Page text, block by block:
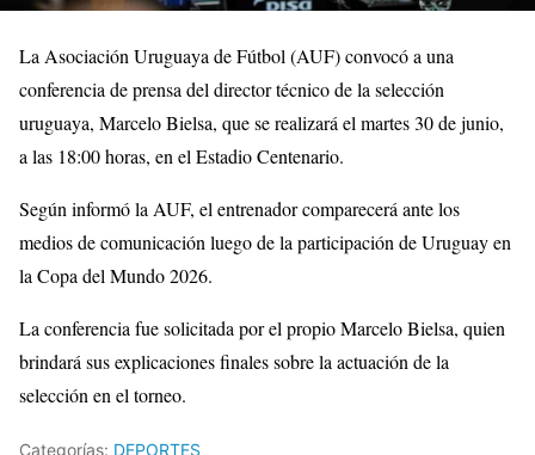
La Asociación Uruguaya de Fútbol (AUF) convocó a una
conferencia de prensa del director técnico de la selección
uruguaya, Marcelo Bielsa, que se realizará el martes 30 de junio,
a las 18:00 horas, en el Estadio Centenario.
Según informó la AUF, el entrenador comparecerá ante los
medios de comunicación luego de la participación de Uruguay en
la Copa del Mundo 2026.
La conferencia fue solicitada por el propio Marcelo Bielsa, quien
brindará sus explicaciones finales sobre la actuación de la
selección en el torneo.
Categorías: DEPORTES